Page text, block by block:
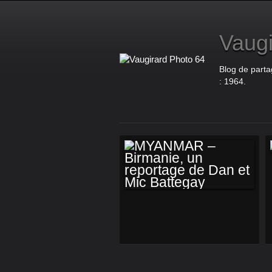
Blog de
: 1964.
BIRMANIE, UN